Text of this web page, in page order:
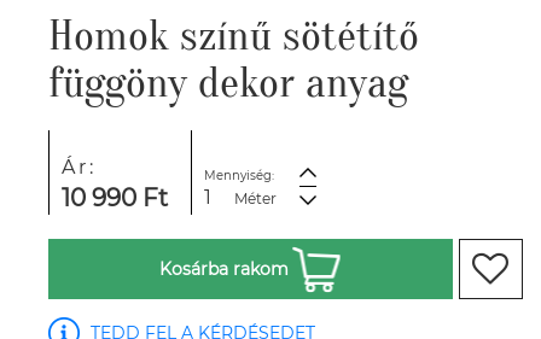
Homok színű sötétítő
függöny dekor anyag
Ár:
10 990 Ft
Mennyiség:
Méter
Kosárba rakom
TEDD FEL A KÉRDÉSEDET